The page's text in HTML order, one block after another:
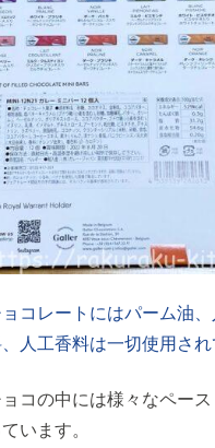
コレートにはパーム油、
人工香料は一切使用され
コの中には様々なペース
います。